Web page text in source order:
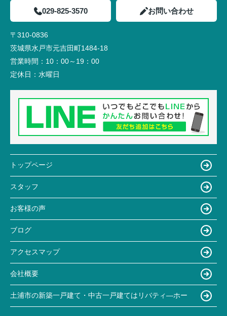
029-825-3570 お問い合わせ
〒310-0836
茨城県水戸市元吉田町1484-18
営業時間： 10：00～19：00
定休日： 水曜日
トップページ
スタッフ
お客様の声
ブログ
アクセスマップ
会社概要
土浦市の新築一戸建て・中古一戸建てはリバティ―ホー